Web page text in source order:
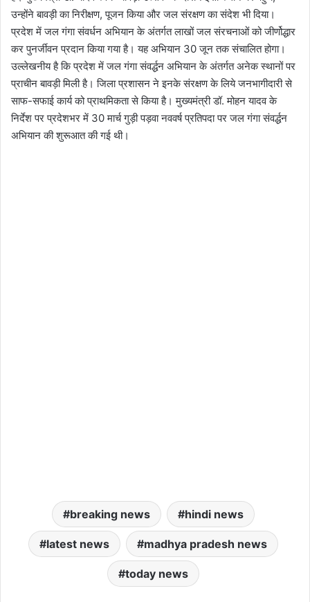
उन्होंने बावड़ी का निरीक्षण, पूजन किया और जल संरक्षण का संदेश भी दिया।
प्रदेश में जल गंगा संवर्धन अभियान के अंतर्गत लाखों जल संरचनाओं को जीर्णोद्धार
कर पुनर्जीवन प्रदान किया गया है। यह अभियान 30 जून तक संचालित होगा।
उल्लेखनीय है कि प्रदेश में जल गंगा संवर्द्धन अभियान के अंतर्गत अनेक स्थानों पर
प्राचीन बावड़ी मिली है। जिला प्रशासन ने इनके संरक्षण के लिये जनभागीदारी से
साफ-सफाई कार्य को प्राथमिकता से किया है। मुख्यमंत्री डॉ. मोहन यादव के
निर्देश पर प्रदेशभर में 30 मार्च गुड़ी पड़वा नववर्ष प्रतिपदा पर जल गंगा संवर्द्धन
अभियान की शुरूआत की गई थी।
breaking news hindi news
latest news madhya pradesh news
today news